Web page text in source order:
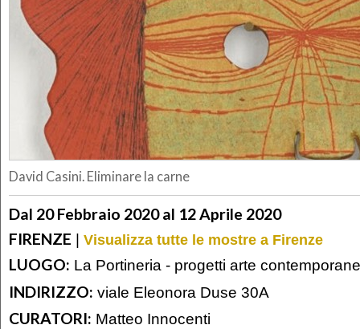
David Casini. Eliminare la carne
Dal 20 Febbraio 2020 al 12 Aprile 2020
FIRENZE | Visualizza tutte le mostre a Firenze
LUOGO: La Portineria - progetti arte
INDIRIZZO: viale Eleonora Duse 30A
CURATORI: Matteo Innocenti